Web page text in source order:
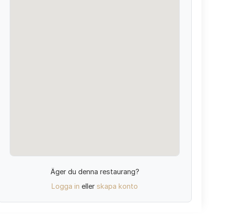
Äger du denna restaurang?
Logga in eller skapa konto